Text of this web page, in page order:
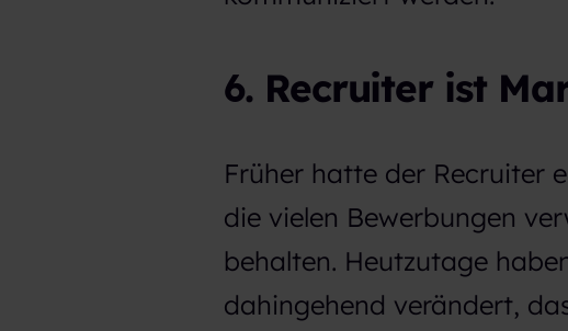
6. Recruiter ist
Früher hatte der Recruiter
die vielen Bewerbungen
behalten. Heutzutage
dahingehend verändert,